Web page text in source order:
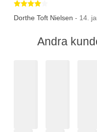
Dorthe Toft Nielsen - 14.
Andra